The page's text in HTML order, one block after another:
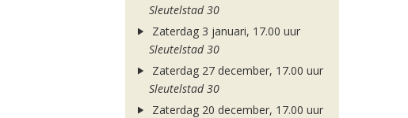
Sleutelstad 30
Zaterdag 3 januari, 17.00 uur
Sleutelstad 30
Zaterdag 27 december, 17.00 uur
Sleutelstad 30
Zaterdag 20 december, 17.00 uur